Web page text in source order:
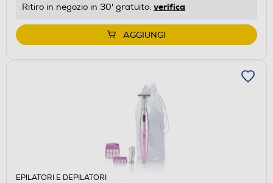
Ritiro in negozio in 30' gratuito: verifica
AGGIUNGI
EPILATORI E DEPILATORI